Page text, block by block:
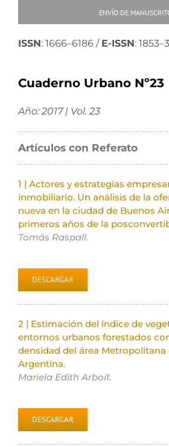
ENVÍO DE
ISSN: 1666–6186 / E-ISSN:
Cuaderno Urbano Nº23
Año: 2017 | Vol. 23
Artículos con Referato
1 | Actores y estrategias
inmobiliario. Un análisis de la
nueva en la ciudad de Buenos
primeros años de la
Tomás Raspall.
DESCARGAR
2 | Estimación del índice de
entornos urbanos forestados
densidad del área Metropolitana
Argentina.
Mariela Edith Arboit.
DESCARGAR